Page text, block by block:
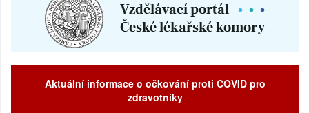
Aktuální informace o očkování proti COVID pro
zdravotníky